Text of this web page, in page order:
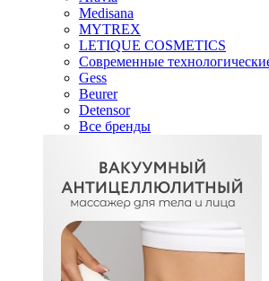
Medisana
MYTREX
LETIQUE COSMETICS
Современные
Gess
Beurer
Detensor
Все бренды